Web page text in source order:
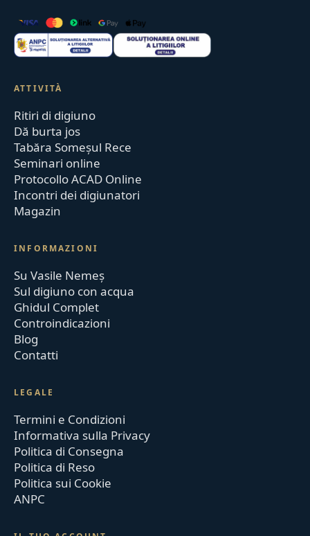
ATTIVITÀ
Ritiri di digiuno
Dă burta jos
Tabăra Someșul Rece
Seminari online
Protocollo ACAD Online
Incontri dei digiunatori
Magazin
INFORMAZIONI
Su Vasile Nemeș
Sul digiuno con acqua
Ghidul Complet
Controindicazioni
Blog
Contatti
LEGALE
Termini e Condizioni
Informativa sulla Privacy
Politica di Consegna
Politica di Reso
Politica sui Cookie
ANPC